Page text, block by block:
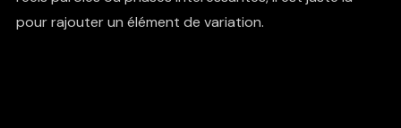
pour rajouter un élément de variation.